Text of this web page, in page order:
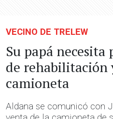
VECINO DE TRELEW
Su papá necesita
de rehabilitación
camioneta
Aldana se comunicó con